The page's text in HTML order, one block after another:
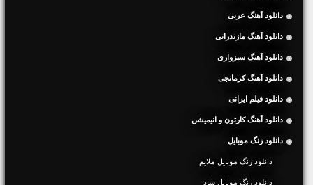
دانلود آهنگ عربی
دانلود آهنگ مازندرانی
دانلود آهنگ سبزواری
دانلود آهنگ کرمانجی
دانلود فیلم ایرانی
دانلود آهنگ کارتون و انیمیشن
دانلود زنگ موبایل
دانلود زنگ موبایل ملایم
دانلود زنگ موبایل شاد